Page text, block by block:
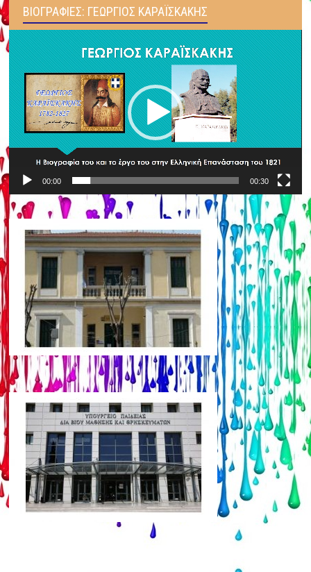
ΒΙΟΓΡΑΦΊΕΣ: ΓΕΏΡΓΙΟΣ ΚΑΡΑΪΣΚΆΚΗΣ
Πρόγραμμα
Αναπαραγωγής
Βίντεο
00:00 00:30